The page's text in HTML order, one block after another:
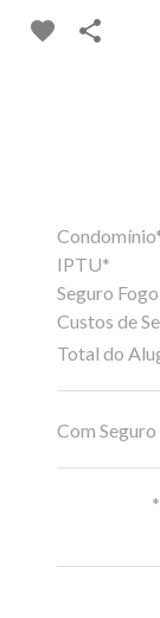
IPTU*
Seguro
Custos de
Total do
Com